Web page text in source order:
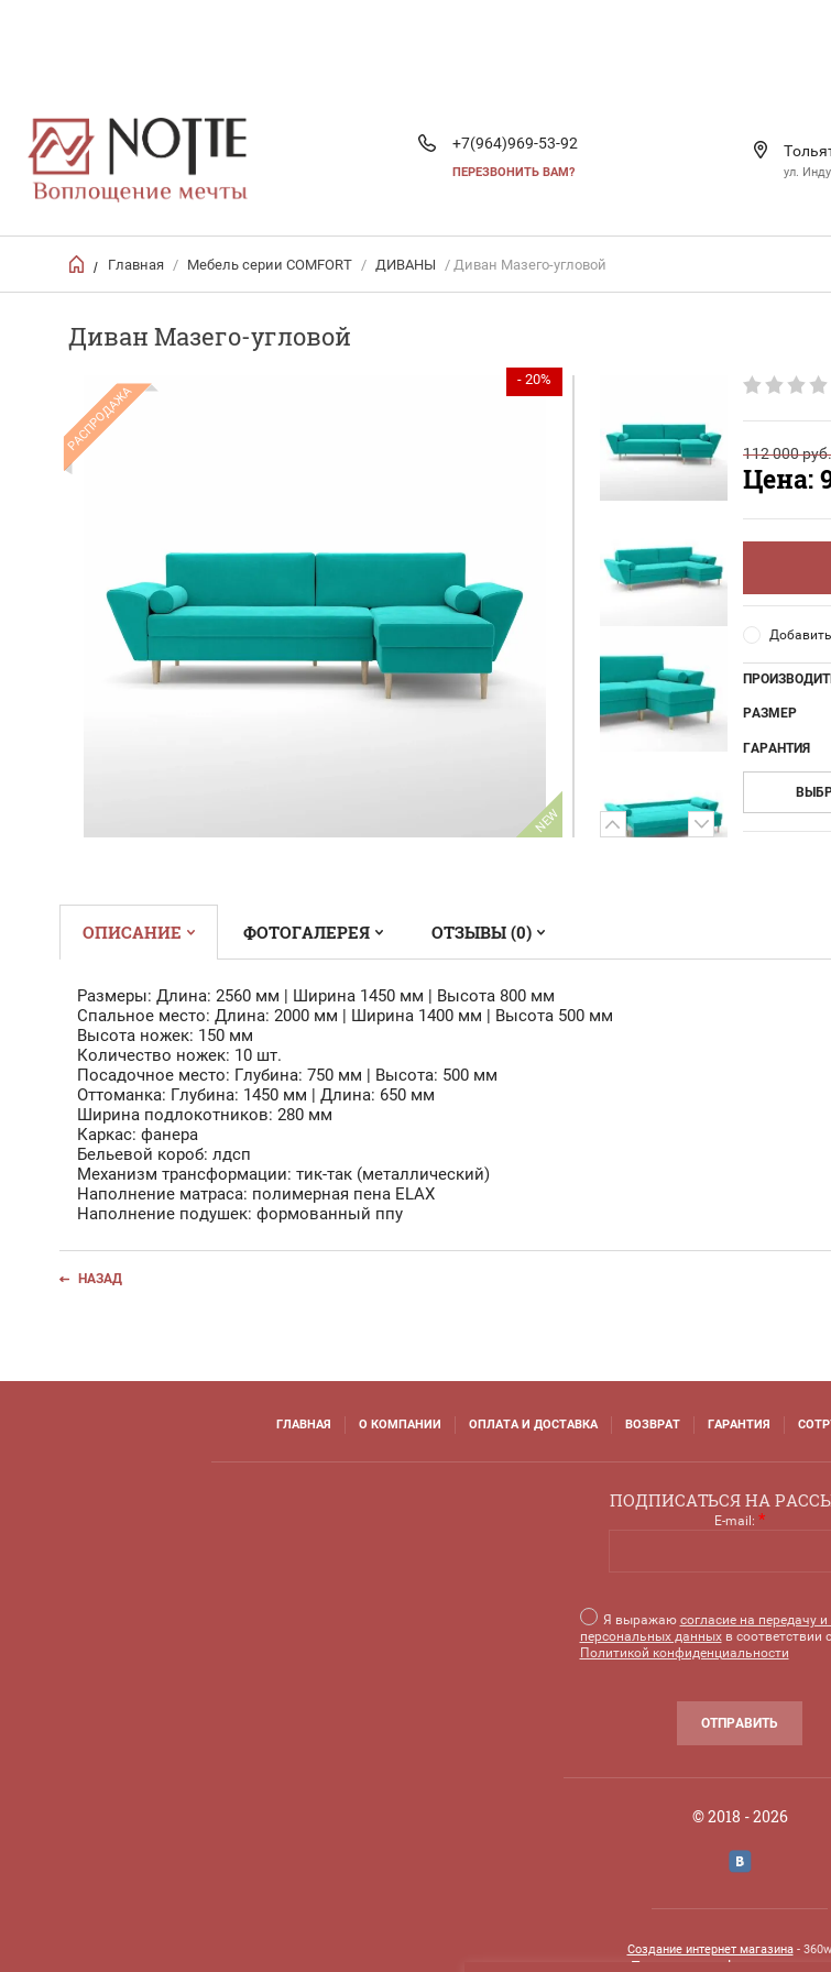
+7(964)969-53-92
ПЕРЕЗВОНИТЬ ВАМ? ул.
/ Главная / Мебель серии COMFORT / ДИВАНЫ / Диван Мазего-угловой
Диван Мазего-угловой
РАСПРОДАЖА
NEW
- 20%
112 000руб.
Цена:
РАЗМЕР
ГАРАНТИЯ
ОПИСАНИЕ ФОТОГАЛЕРЕЯ ОТЗЫВЫ (0)
Размеры: Длина: 2560 мм | Ширина 1450 мм | Высота 800 мм
Спальное место: Длина: 2000 мм | Ширина 1400 мм | Высота 500 мм
Высота ножек: 150 мм
Количество ножек: 10 шт.
Посадочное место: Глубина: 750 мм | Высота: 500 мм
Оттоманка: Глубина: 1450 мм | Длина: 650 мм
Ширина подлокотников: 280 мм
Каркас: фанера
Бельевой короб: лдсп
Механизм трансформации: тик-так (металлический)
Наполнение матраса: полимерная пена ELAX
Наполнение подушек: формованный ппу
НАЗАД
ГЛАВНАЯ О КОМПАНИИ ОПЛАТА И ДОСТАВКА ВОЗВРАТ ГАРАНТИЯ
ПОДПИСАТЬСЯ НА
E-mail: *
Я выражаю согласие на передачу
персональных данныхв соответствии с
Политикой конфиденциальности
ОТПРАВИТЬ
© 2018 - 2026
Создание интернет магазина-
Политика